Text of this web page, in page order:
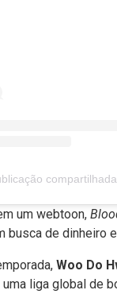
um webtoon,
busca de dinheiro
Woo Do
liga global de